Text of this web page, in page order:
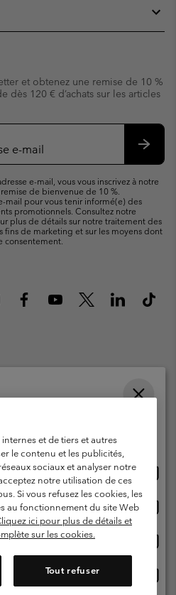
et obtenez une remise de 10 %
dès 120 € d’achats sur les articles
e-mail, vous vous inscrivez à notre
de bienvenue de 10 %.
mail pour vous tenir informé(e) des
promotionnels. Consultez notre
plus de détails sur notre traitement des
fins de marketing et sur les moyens dont
consentement.
Sarl. Avenue des Morgines, 12
généré par l'utilisateur
Impressum
et de 14h à 18h
et de tiers et autres
le contenu et les publicités,
sociaux et analyser notre
notre utilisation de ces
Si vous refusez les cookies, les
au fonctionnement du site Web
ici pour plus de détails et
sur les cookies.
Tout refuser
ligne disponibles
ligne
ligne
ligne